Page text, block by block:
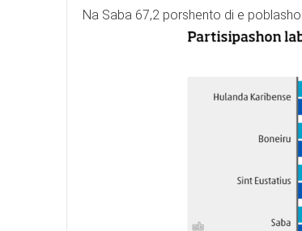
Na Saba 67,2 porshento di e